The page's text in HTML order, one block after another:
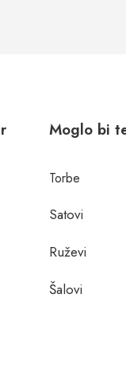
Moglo bi
Torbe
Satovi
Ruževi
Šalovi